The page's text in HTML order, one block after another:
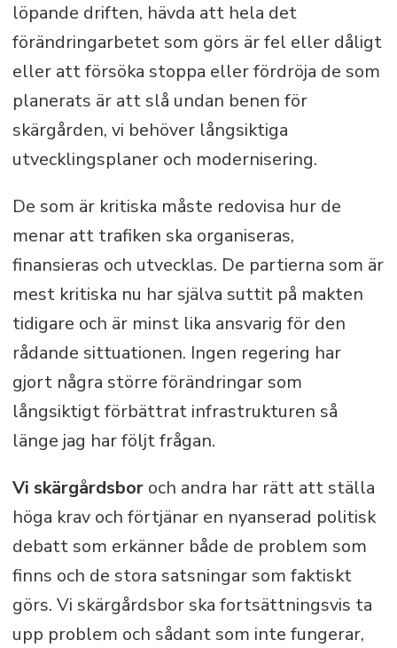
löpande driften, hävda att hela det
förändringarbetet som görs är fel eller dåligt
eller att försöka stoppa eller fördröja de som
planerats är att slå undan benen för
skärgården, vi behöver långsiktiga
utvecklingsplaner och modernisering.
De som är kritiska måste redovisa hur de
menar att trafiken ska organiseras,
finansieras och utvecklas. De partierna som är
mest kritiska nu har själva suttit på makten
tidigare och är minst lika ansvarig för den
rådande sittuationen. Ingen regering har
gjort några större förändringar som
långsiktigt förbättrat infrastrukturen så
länge jag har följt frågan.
Vi skärgårdsboroch andra har rätt att ställa
höga krav och förtjänar en nyanserad politisk
debatt som erkänner både de problem som
finns och de stora satsningar som faktiskt
görs. Vi skärgårdsbor ska fortsättningsvis ta
upp problem och sådant som inte fungerar,